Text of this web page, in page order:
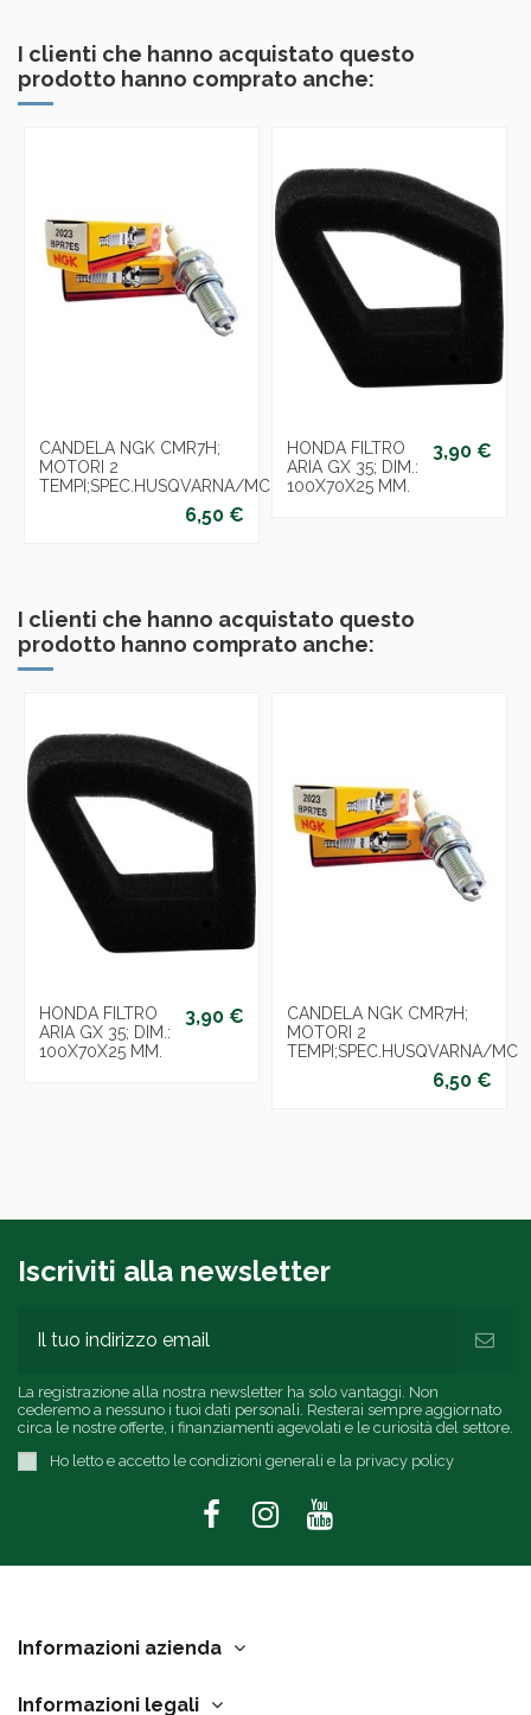
I clienti che hanno acquistato questo
prodotto hanno comprato anche:
CANDELA NGK CMR7H;
MOTORI 2
TEMPI;SPEC.HUSQVARNA/MCcCLULLOCH.
6,50 €
HONDA FILTRO
ARIA GX 35; DIM.:
100X70X25 MM.
3,90 €
I clienti che hanno acquistato questo
prodotto hanno comprato anche:
HONDA FILTRO
ARIA GX 35; DIM.:
100X70X25 MM.
3,90 €
CANDELA NGK CMR7H;
MOTORI 2
TEMPI;SPEC.HUSQVARNA/
6,50 €
Iscriviti alla newsletter
La registrazione alla nostra newsletter ha solo vantaggi. Non
cederemo a nessuno i tuoi dati personali. Resterai sempre aggiornato
circa le nostre offerte, i finanziamenti agevolati e le curiosità del settore.
Ho letto e accetto le condizioni generali e la privacy policy
Informazioni azienda
Informazioni legali